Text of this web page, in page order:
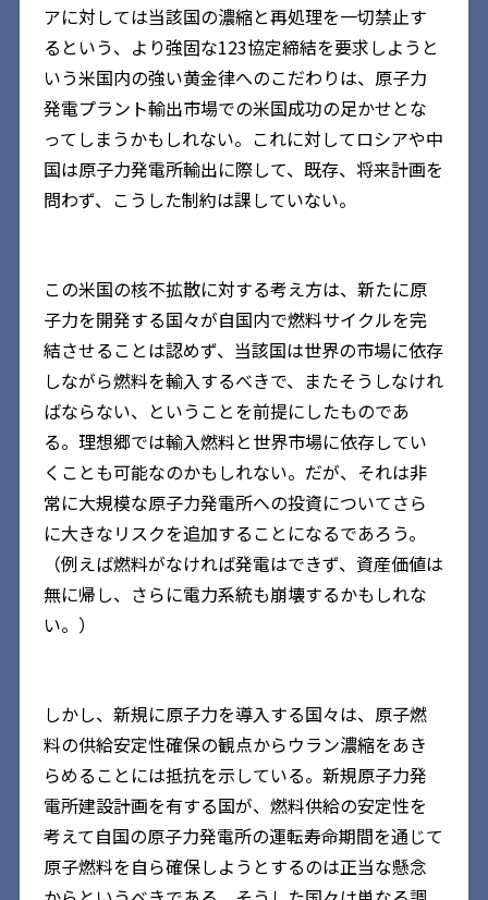
アに対しては当該国の濃縮と再処理を一切禁止す
るという、より強固な123協定締結を要求しようと
いう米国内の強い黄金律へのこだわりは、原子力
発電プラント輸出市場での米国成功の足かせとな
ってしまうかもしれない。これに対してロシアや中
国は原子力発電所輸出に際して、既存、将来計画を
問わず、こうした制約は課していない。
この米国の核不拡散に対する考え方は、新たに原
子力を開発する国々が自国内で燃料サイクルを完
結させることは認めず、当該国は世界の市場に依存
しながら燃料を輸入するべきで、またそうしなけれ
ばならない、ということを前提にしたものであ
る。理想郷では輸入燃料と世界市場に依存してい
くことも可能なのかもしれない。だが、それは非
常に大規模な原子力発電所への投資についてさら
に大きなリスクを追加することになるであろう。
（例えば燃料がなければ発電はできず、資産価値は
無に帰し、さらに電力系統も崩壊するかもしれな
い。）
しかし、新規に原子力を導入する国々は、原子燃
料の供給安定性確保の観点からウラン濃縮をあき
らめることには抵抗を示している。新規原子力発
電所建設計画を有する国が、燃料供給の安定性を
考えて自国の原子力発電所の運転寿命期間を通じて
原子燃料を自ら確保しようとするのは正当な懸念